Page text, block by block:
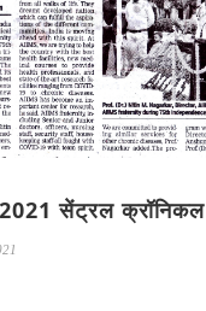
सेंट्रल क्रॉनिकल